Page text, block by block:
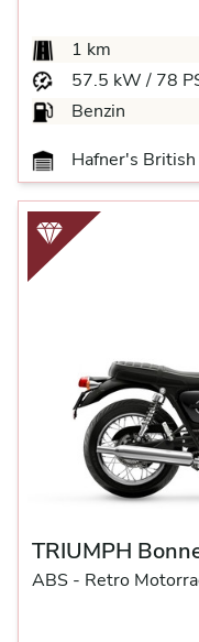
1 km
57.5 kW / 78
Benzin
Hafner's British
TRIUMPH
ABS - Retro